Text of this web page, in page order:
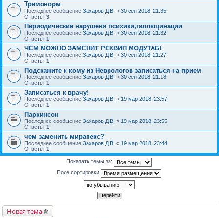
Тремонорм
Последнее сообщение Захаров Д.В. « 30 сен 2018, 21:35
Ответы: 3
Периодические нарушеня психики,галлюцинации
Последнее сообщение Захаров Д.В. « 30 сен 2018, 21:32
Ответы: 1
ЧЕМ МОЖНО ЗАМЕНИТ РЕКВИП МОДУТАБ!
Последнее сообщение Захаров Д.В. « 30 сен 2018, 21:27
Ответы: 1
Подскажите к кому из Неврологов записаться на прием
Последнее сообщение Захаров Д.В. « 30 сен 2018, 21:18
Ответы: 1
Записаться к врачу!
Последнее сообщение Захаров Д.В. « 19 мар 2018, 23:57
Ответы: 1
Паркинсон
Последнее сообщение Захаров Д.В. « 19 мар 2018, 23:55
Ответы: 1
чем заменить мирапекс?
Последнее сообщение Захаров Д.В. « 19 мар 2018, 23:44
Ответы: 1
Показать темы за:
Поле сортировки
Новая тема